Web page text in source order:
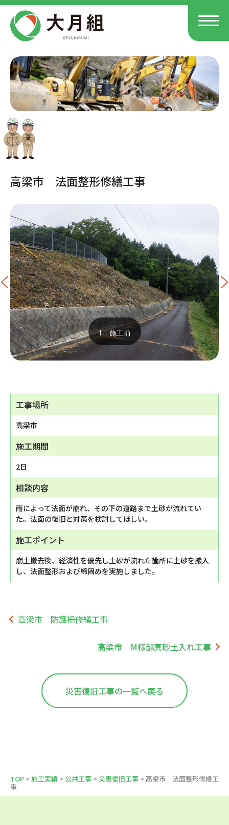
高梁市 法面整形修繕工事
1-1 施工前
工事場所
高梁市
施工期間
2日
相談内容
雨によって法面が崩れ、その下の道路まで土砂が流れてい
た。法面の復旧と対策を検討してほしい。
施工ポイント
崩土撤去後、経済性を優先し土砂が流れた箇所に土砂を搬入
し、法面整形および締固めを実施しました。
高梁市 防護柵修繕工事
高梁市 M様邸真砂土入れ工事
災害復旧工事の一覧へ戻る
TOP >施工実績 > 公共工事 > 災害復旧工事 > 高梁市 法面整形修繕工
事